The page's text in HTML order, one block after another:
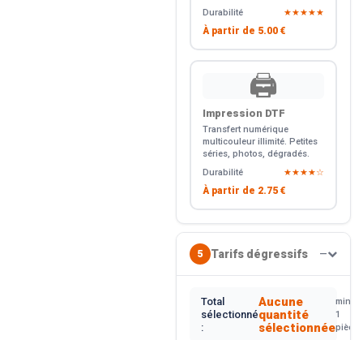
Durabilité
★★★★★
À partir de 5.00 €
🖨️
Impression DTF
Transfert numérique
multicouleur illimité. Petites
séries, photos, dégradés.
Durabilité
★★★★☆
À partir de 2.75 €
5 Tarifs dégressifs —
Total
sélectionné
:
Aucune
quantité
sélectionnée
min.
1
pièce